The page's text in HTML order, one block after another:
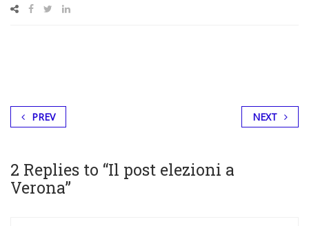
PREV NEXT
2 Replies to “Il post elezioni a
Verona”